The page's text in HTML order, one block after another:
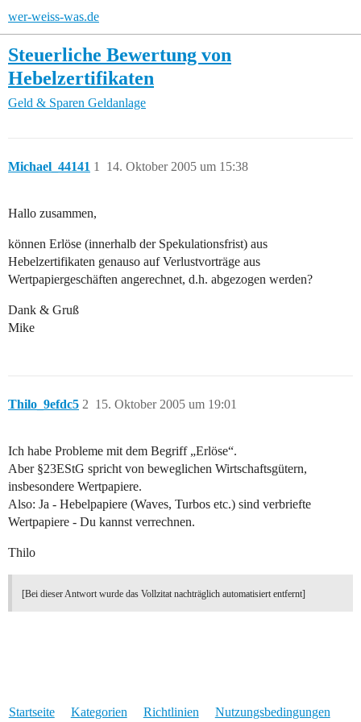
wer-weiss-was.de
Steuerliche Bewertung von
Hebelzertifikaten
Geld & Sparen Geldanlage
Michael_44141 14. Oktober 2005 um 15:38
1
Hallo zusammen,
können Erlöse (innerhalb der Spekulationsfrist) aus
Hebelzertifikaten genauso auf Verlustvorträge aus
Wertpapiergeschäften angerechnet, d.h. abgezogen werden?
Dank & Gruß
Mike
Thilo_9efdc5 15. Oktober 2005 um 19:01
2
Ich habe Probleme mit dem Begriff „Erlöse“.
Aber §23EStG spricht von beweglichen Wirtschaftsgütern,
insbesondere Wertpapiere.
Also: Ja - Hebelpapiere (Waves, Turbos etc.) sind verbriefte
Wertpapiere - Du kannst verrechnen.
Thilo
[Bei dieser Antwort wurde das Vollzitat nachträglich automatisiert entfernt]
Startseite Kategorien Richtlinien Nutzungsbedingungen